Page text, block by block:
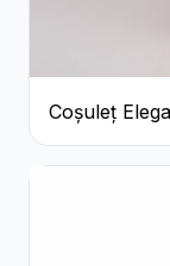
Coșuleț
Lisianthus